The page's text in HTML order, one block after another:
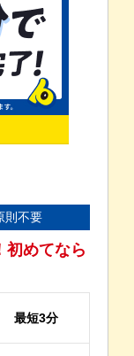
則不要
初めてなら
最短3分